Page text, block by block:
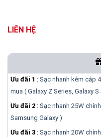
LIÊN HỆ
Ưu đãi 1 : Sạc nhanh kèm cáp
mua ( Galaxy Z Series, Galaxy S
Ưu đãi 2 : Sạc nhanh 25W
Samsung Galaxy )
Ưu đãi 3 : Sạc nhanh 20W